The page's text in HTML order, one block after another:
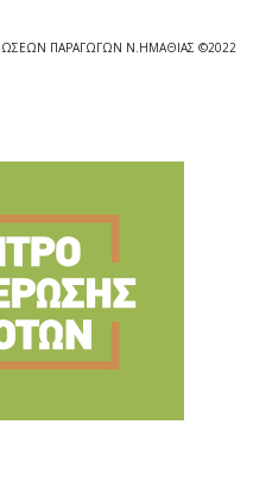
ΠΑΡΑΓΩΓΩΝ Ν.ΗΜΑΘΙΑΣ ©2022